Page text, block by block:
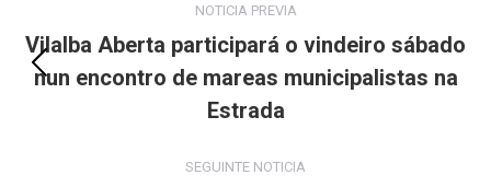
navigation
NOTICIA PREVIA
Previous
post:
Vilalba Aberta participará o vindeiro sábado
nun encontro de mareas municipalistas na
Estrada
SEGUINTE NOTICIA